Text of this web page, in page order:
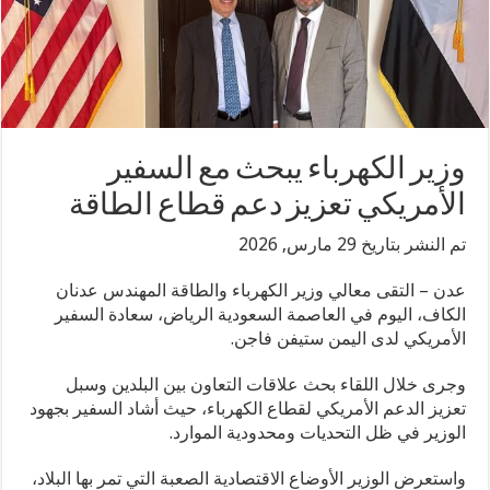
وزير الكهرباء يبحث مع السفير
الأمريكي تعزيز دعم قطاع الطاقة
تم النشر بتاريخ 29 مارس, 2026
عدن – التقى معالي وزير الكهرباء والطاقة المهندس عدنان
الكاف، اليوم في العاصمة السعودية الرياض، سعادة السفير
الأمريكي لدى اليمن ستيفن فاجن.
وجرى خلال اللقاء بحث علاقات التعاون بين البلدين وسبل
تعزيز الدعم الأمريكي لقطاع الكهرباء، حيث أشاد السفير بجهود
الوزير في ظل التحديات ومحدودية الموارد.
واستعرض الوزير الأوضاع الاقتصادية الصعبة التي تمر بها البلاد،